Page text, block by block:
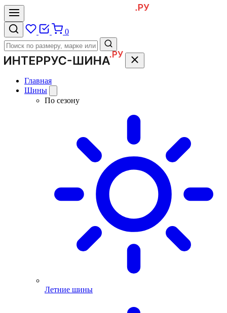
0
Главная
Шины
По сезону
Летние шины